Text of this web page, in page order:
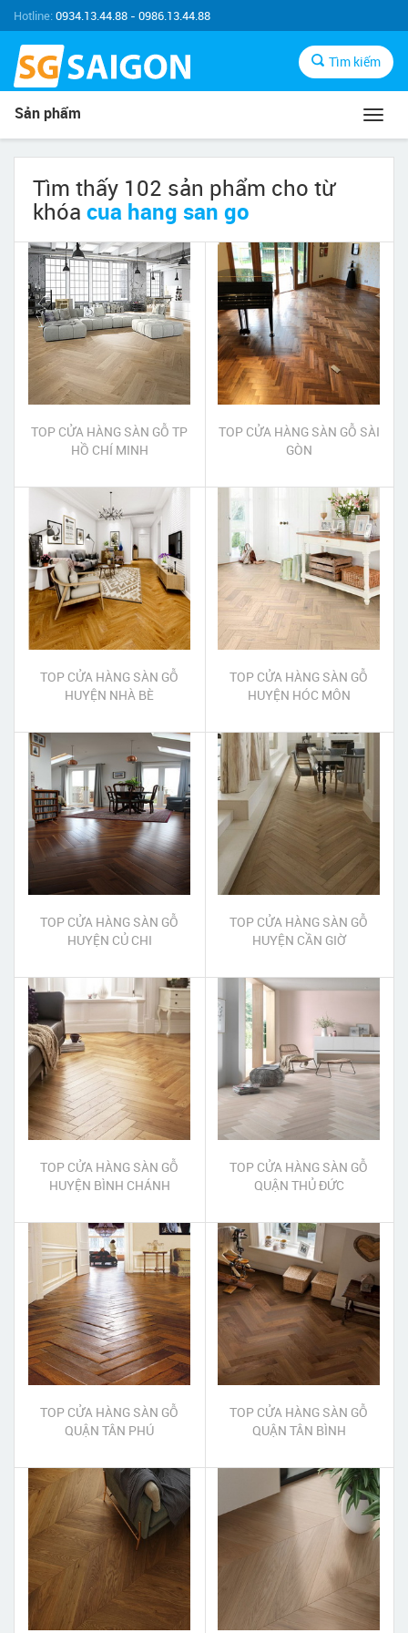
Hotline:0934.13.44.88 - 0986.13.44.88
Tìm kiếm
Sản phẩm
Tìm thấy 102 sản phẩm cho từ
khóa cua hang san go
TOP CỬA HÀNG SÀN GỖ TP
HỒ CHÍ MINH
TOP CỬA HÀNG SÀN GỖ SÀI
GÒN
TOP CỬA HÀNG SÀN GỖ
HUYỆN NHÀ BÈ
TOP CỬA HÀNG SÀN GỖ
HUYỆN HÓC MÔN
TOP CỬA HÀNG SÀN GỖ
HUYỆN CỦ CHI
TOP CỬA HÀNG SÀN GỖ
HUYỆN CẦN GIỜ
TOP CỬA HÀNG SÀN GỖ
HUYỆN BÌNH CHÁNH
TOP CỬA HÀNG SÀN GỖ
QUẬN THỦ ĐỨC
TOP CỬA HÀNG SÀN GỖ
QUẬN TÂN PHÚ
TOP CỬA HÀNG SÀN GỖ
QUẬN TÂN BÌNH